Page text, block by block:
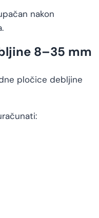
nakon
8–35 mm
pločice debljine